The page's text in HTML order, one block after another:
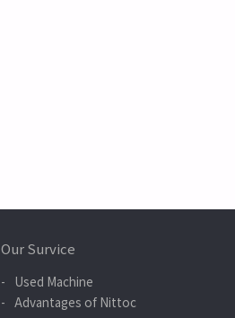
Our Survice
Used Machine
Advantages of Nittoc